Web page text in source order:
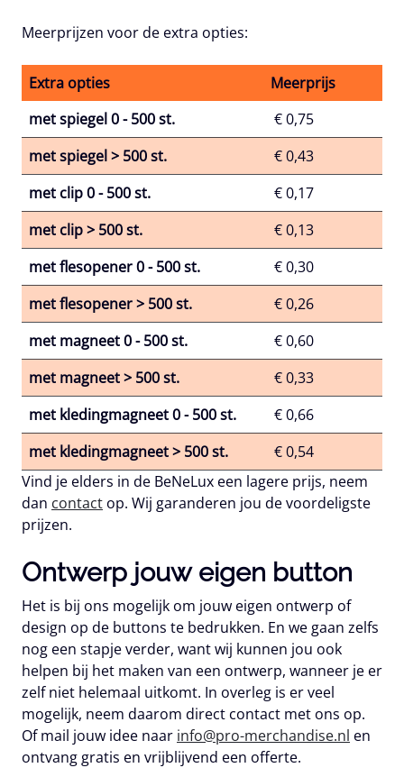
Meerprijzen voor de extra opties:
Extra opties
Meerprijs
met spiegel 0 - 500 st.
€ 0,75
met spiegel > 500 st.
€ 0,43
met clip 0 - 500 st.
€ 0,17
met clip > 500 st.
€ 0,13
met flesopener 0 - 500 st.
€ 0,30
met flesopener > 500 st.
€ 0,26
met magneet 0 - 500 st.
€ 0,60
met magneet > 500 st.
€ 0,33
met kledingmagneet 0 - 500 st.
€ 0,66
met kledingmagneet > 500 st.
€ 0,54
Vind je elders in de BeNeLux een lagere prijs, neem
dan contact op. Wij garanderen jou de voordeligste
prijzen.
Ontwerp jouw eigen button
Het is bij ons mogelijk om jouw eigen ontwerp of
design op de buttons te bedrukken. En we gaan zelfs
nog een stapje verder, want wij kunnen jou ook
helpen bij het maken van een ontwerp, wanneer je er
zelf niet helemaal uitkomt. In overleg is er veel
mogelijk, neem daarom direct contact met ons op.
Of mail jouw idee naar info@pro-merchandise.nl en
ontvang gratis en vrijblijvend een offerte.